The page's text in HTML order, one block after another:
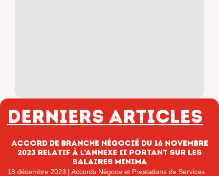
Derniers articles
Accord de branche Négocié du 16 novembre
2023 relatif à l’annexe II portant sur les
salaires minima
18 décembre 2023 | Accords Négoce et Prestations de Services